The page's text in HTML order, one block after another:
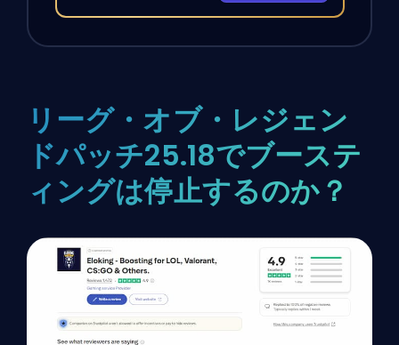
リーグ・オブ・レジェン
ドパッチ25.18でブーステ
ィングは停止するのか？